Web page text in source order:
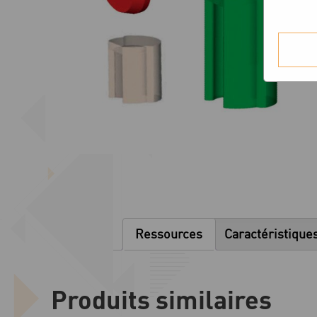
Ressources
Produits similaires